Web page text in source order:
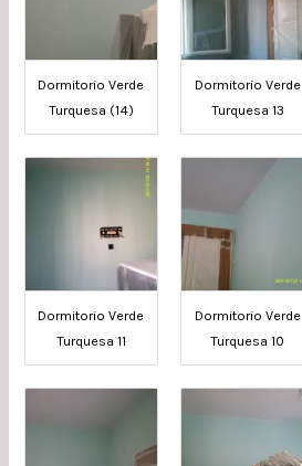
Dormitorio Verde
Turquesa (14)
Dormitorio Verde
Turquesa 13
Dormitorio Verde
Turquesa 11
Dormitorio Verde
Turquesa 10